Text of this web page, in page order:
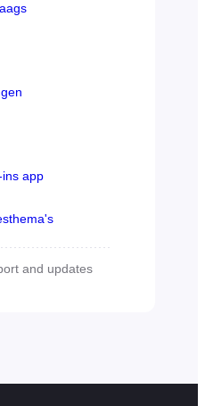
ins app
and updates